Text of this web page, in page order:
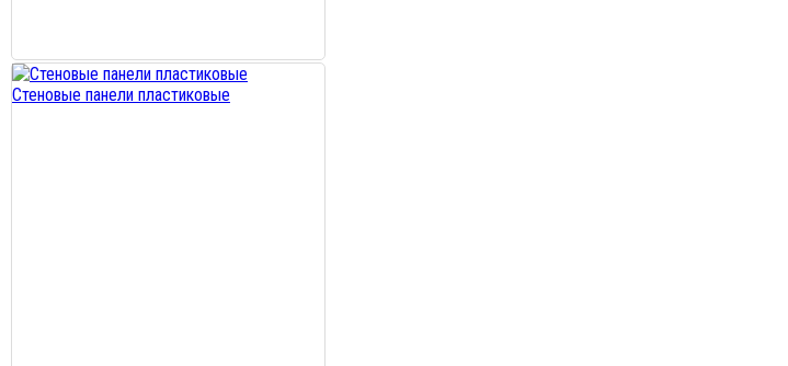
Стеновые панели пластиковые